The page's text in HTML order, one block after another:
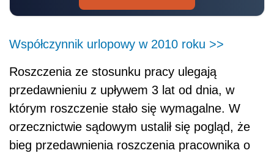
Współczynnik urlopowy w 2010 roku >>
Roszczenia ze stosunku pracy ulegają
przedawnieniu z upływem 3 lat od dnia, w
którym roszczenie stało się wymagalne. W
orzecznictwie sądowym ustalił się pogląd, że
bieg przedawnienia roszczenia pracownika o